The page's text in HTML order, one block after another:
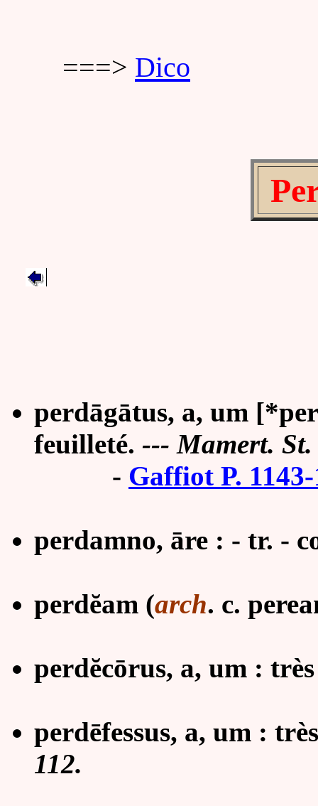
===> Dico
perdāgātus, a, um
feuilleté. --- Mamert.
- Gaffiot P.
perdamno, āre : - tr. -
perdĕam (arch. c.
perdĕcōrus, a, um :
perdēfessus, a, um :
112.